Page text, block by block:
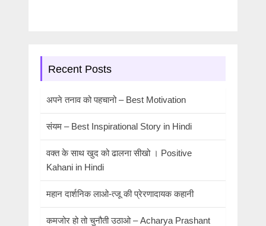
Recent Posts
अपने तनाव को पहचानो – Best Motivation
संयम – Best Inspirational Story in Hindi
वक्त के साथ खुद को ढालना सीखो । Positive
Kahani in Hindi
महान दार्शनिक लाओ-त्जू की प्रेरणादायक कहानी
कमजोर हो तो चुनौती उठाओ – Acharya Prashant